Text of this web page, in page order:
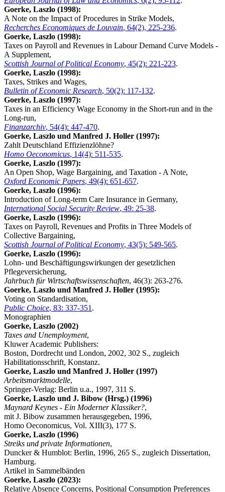
Goerke, Laszlo (1998):
A Note on the Impact of Procedures in Strike Models,
Recherches Economiques de Louvain, 64(2), 225-236.
Goerke, Laszlo (1998):
Taxes on Payroll and Revenues in Labour Demand Curve Models -
A Supplement,
Scottish Journal of Political Economy, 45(2): 221-223.
Goerke, Laszlo (1998):
Taxes, Strikes and Wages,
Bulletin of Economic Research, 50(2): 117-132.
Goerke, Laszlo (1997):
Taxes in an Efficiency Wage Economy in the Short-run and in the
Long-run,
Finanzarchiv, 54(4): 447-470.
Goerke, Laszlo und Manfred J. Holler (1997):
Zahlt Deutschland Effizienzlöhne?
Homo Oeconomicus, 14(4): 511-535.
Goerke, Laszlo (1997):
An Open Shop, Wage Bargaining, and Taxation - A Note,
Oxford Economic Papers, 49(4): 651-657.
Goerke, Laszlo (1996):
Introduction of Long-term Care Insurance in Germany,
International Social Security Review, 49: 25-38.
Goerke, Laszlo (1996):
Taxes on Payroll, Revenues and Profits in Three Models of
Collective Bargaining,
Scottish Journal of Political Economy, 43(5): 549-565.
Goerke, Laszlo (1996):
Lohn- und Beschäftigungswirkungen der gesetzlichen
Pflegeversicherung,
Jahrbuch für Wirtschaftswissenschaften, 46(3): 263-276.
Goerke, Laszlo und Manfred J. Holler (1995):
Voting on Standardisation,
Public Choice, 83: 337-351 .
Monographien
Goerke, Laszlo (2002)
Taxes and Unemployment,
Kluwer Academic Publishers:
Boston, Dordrecht und London, 2002, 302 S., zugleich
Habilitations­schrift, Konstanz.
Goerke, Laszlo und Manfred J. Holler (1997)
Arbeitsmarktmodelle,
Springer-Verlag: Berlin u.a., 1997, 311 S.
Goerke, Laszlo und J. Bibow (Hrsg.) (1996)
Maynard Keynes - Ein Moderner Klassiker?,
mit J. Bibow zusammen herausgegeben, 1996,
Homo Oeconomicus, Vol. XIII(3), 177 S.
Goerke, Laszlo (1996)
Streiks und private Informationen,
Duncker & Humblot: Berlin, 1996, 265 S., zugleich Dissertation,
Hamburg.
Artikel in Sammelbänden
Goerke, Laszlo (2023):
Relative Absence Concerns, Positional Consumption Preferences